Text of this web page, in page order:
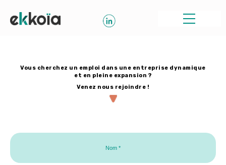
Vous cherchez un emploi dans une entreprise dynamique
et en pleine expansion ?
Venez nous rejoindre !
Nom